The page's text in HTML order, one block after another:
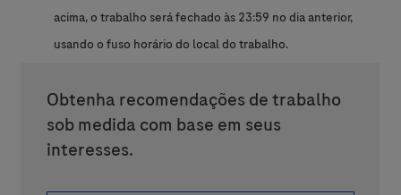
acima, o trabalho será fechado às 23:59 no dia anterior,
usando o fuso horário do local do trabalho.
Obtenha recomendações de trabalho
sob medida com base em seus
interesses.